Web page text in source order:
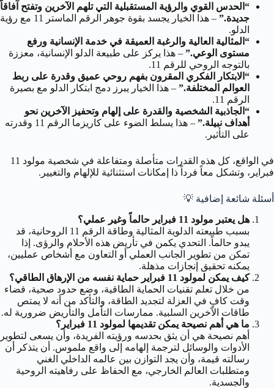
“الحدس القوي والرؤية المستقبلية التي تلهم الآخرين وتفتح آفاقاً
جديدة.”
– هذا الخيار يجسد بقوة جوهر الرقم الماستر 11 مع رؤية
الدلو.
“المثالية العالية والرغبة العميقة في خدمة الإنسانية ورفع
مستوى الوعي.” – هذا يركز على طبيعة الدلو الإنسانية، معززة
بالتوجه الروحي للرقم 11.
“الابتكار الفكري المقرون بفهم روحي عميق وقدرة على ربط
العوالم المختلفة.” – هذا الخيار يبرز دمج ابتكار الدلو مع بصيرة
الرقم 11.
“الجاذبية الشخصية والقدرة على إلهام وتحفيز الآخرين نحو
أهداف نبيلة.”
– هذا يسلط الضوء على كاريزما الرقم 11 وقدرته
على التأثير.
في الواقع، كل هذه القدرات متأصلة ومتفاعلة في شخصية مولود 11
فبراير، وتشكل معاً فرداً ذا إمكانات استثنائية للإلهام والتغيير.
أسئلة شائعة إضافية 💡
هل يعتبر مولود 11 فبراير حالماً وغير عملي؟
بسبب طبيعته الدلوية المثالية وطاقة الرقم 11 الروحانية، قد
يبدو حالماً. التحدي يكمن في تأريض هذه الأحلام والرؤى. إذا
تمكن من تطوير الجانب العملي أو التعاون مع أشخاص عمليين،
يمكنه تحقيق إنجازات مذهلة.
كيف يمكن لمولود 11 فبراير حماية نفسه من الإرهاق الطاقي؟
من خلال تعلم تقنيات الحماية الطاقية، وضع حدود صحية، قضاء
وقت كافٍ في العزلة لتجديد الطاقة، والتأكد من أنه لا يمتص
طاقات الآخرين السلبية. ممارسات التأمل والتأريض ضرورية له.
ما هي أهم نصيحة يمكن تقديمها لمولود 11 فبراير؟
أهم نصيحة هي أن يثق بحدسه ورؤيته الفريدة، وأن يسعى لتطوير
الأدوات والوسائل لترجمة إلهامه إلى واقع ملموس. أن يتذكر أن
رسالته قيمة، وأن يجد التوازن بين عالمه الداخلي الغني
ومتطلبات العالم الخارجي، مع الحفاظ على رفاهيته الروحية
والجسدية.